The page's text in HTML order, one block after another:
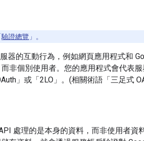
驗證總覽 」。
器的互動行為，例如網頁應用程式和
非個別使用者。您的應用程式會代表
」或「2LO」。(相關術語「三足式
處理的是本身的資料，而非使用者